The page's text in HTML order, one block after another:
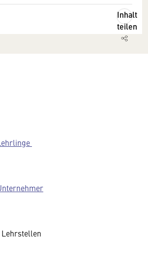
Inhalt
teilen